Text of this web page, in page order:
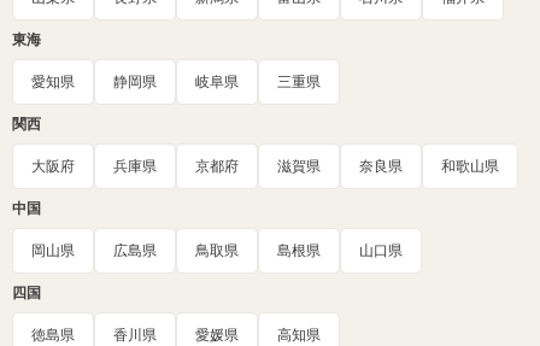
東海
愛知県 静岡県 岐阜県 三重県
関西
大阪府 兵庫県 京都府 滋賀県 奈良県 和歌山県
中国
岡山県 広島県 鳥取県 島根県 山口県
四国
徳島県 香川県 愛媛県 高知県